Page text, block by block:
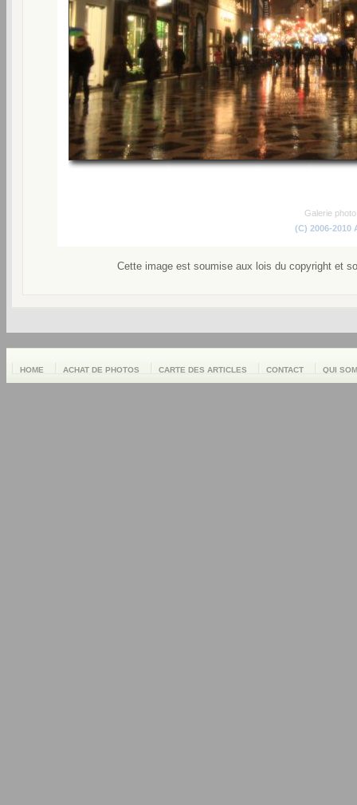
Galerie
(C) 2006-2010
Cette image est soumise aux lois du copyright et
HOME ACHAT DE PHOTOS CARTE DES ARTICLES CONTACT QUI